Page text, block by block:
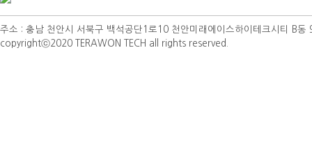
주소 : 충남 천안시 서북구 백석공단1로10 천안미래에이스하이테크시티
copyrightⓒ2020 TERAWON TECH all rights reserved.